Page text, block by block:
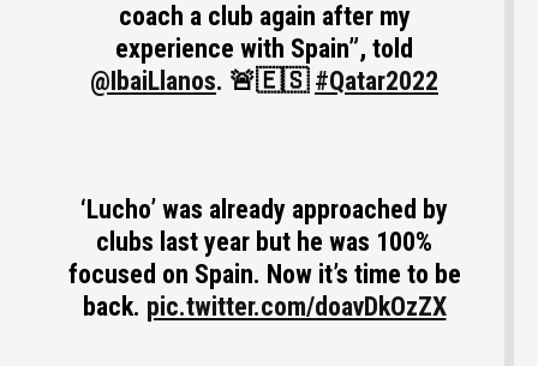
coach a club again after my
experience with Spain”, told
@IbaiLlanos. 🚨🇪🇸 #Qatar2022
‘Lucho’ was already approached by
clubs last year but he was 100%
focused on Spain. Now it’s time to be
back. pic.twitter.com/doavDkOzZX